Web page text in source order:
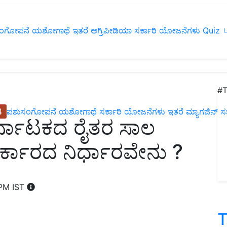
ಯಶೋಗಾಥೆ ಇತರೆ ಅಗ್ರಿಪೀಡಿಯಾ ಸರ್ಕಾರಿ ಯೋಜನೆಗಳು Quiz
ಪಶುಸಂಗೋಪನೆ ಯಶೋಗಾಥೆ ಸರ್ಕಾರಿ ಯೋಜನೆಗಳು ಇತರೆ ಮ್ಯಾಗಜಿನ್‌
ರೈತರ ಸಾಲ
ನಿರ್ಧಾರವೇನು ?
IST